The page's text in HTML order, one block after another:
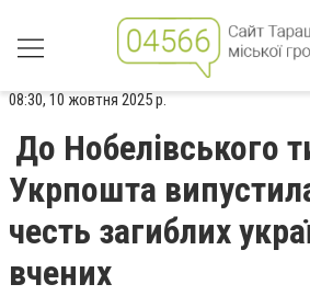
08:30, 10 жовтня 2025 р.
До Нобелівського
Укрпошта
честь загиблих
вчених